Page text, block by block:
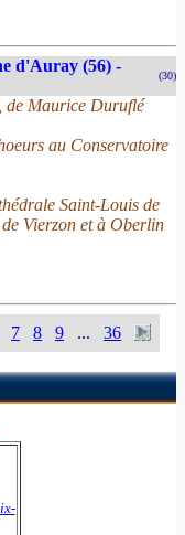
d'Auray (56) -
(30)
de Maurice Duruflé
au Conservatoire
Saint-Louis de
Vierzon et à Oberlin
7 8 9 ... 36